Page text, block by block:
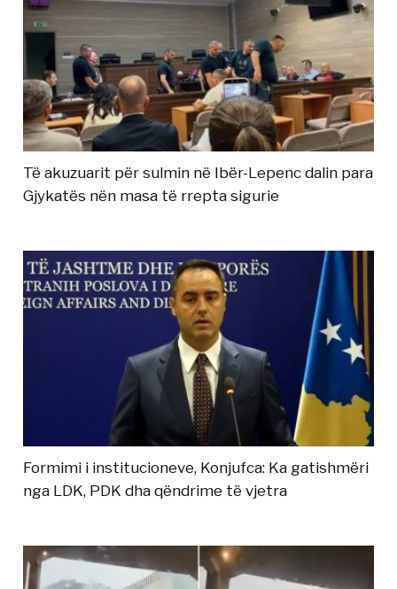
Të akuzuarit për sulmin në Ibër-Lepenc dalin para
Gjykatës nën masa të rrepta sigurie
Formimi i institucioneve, Konjufca: Ka gatishmëri
nga LDK, PDK dha qëndrime të vjetra